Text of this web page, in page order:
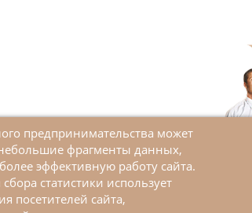
Войти в личный кабинет
ЗАДАТЬ ВОПРОС
предпринимательства может
фрагменты данных,
эффективную работу сайта.
статистики использует
посетителей сайта,